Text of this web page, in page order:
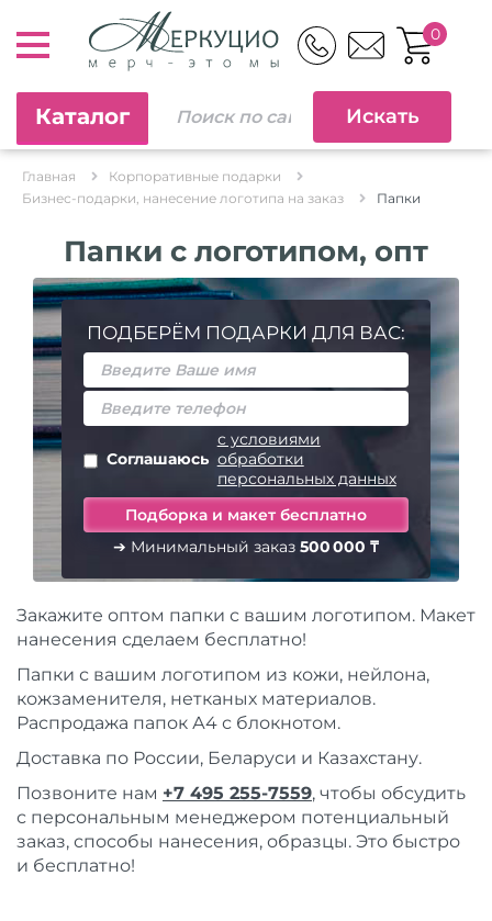
0
Каталог
Главная
Корпоративные подарки
Бизнес-подарки, нанесение логотипа на заказ
Папки
Папки с логотипом, опт
ПОДБЕРЁМ ПОДАРКИ ДЛЯ ВАС:
Соглашаюсь
с условиями
обработки
персональных данных
➔ Минимальный заказ 500 000 ₸
Закажите оптом папки с вашим логотипом. Макет
нанесения сделаем бесплатно!
Папки с вашим логотипом из кожи, нейлона,
кожзаменителя, нетканых материалов.
Распродажа папок А4 с блокнотом.
Доставка по России, Беларуси и Казахстану.
Позвоните нам +7 495 255-7559, чтобы обсудить
с персональным менеджером потенциальный
заказ, способы нанесения, образцы. Это быстро
и бесплатно!